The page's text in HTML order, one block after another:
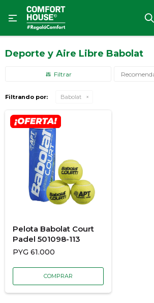

Deporte y Aire Libre Babolat
Filtrando por: Babolat
Pelota Babolat Court
Padel 501098-113
PYG 61.000